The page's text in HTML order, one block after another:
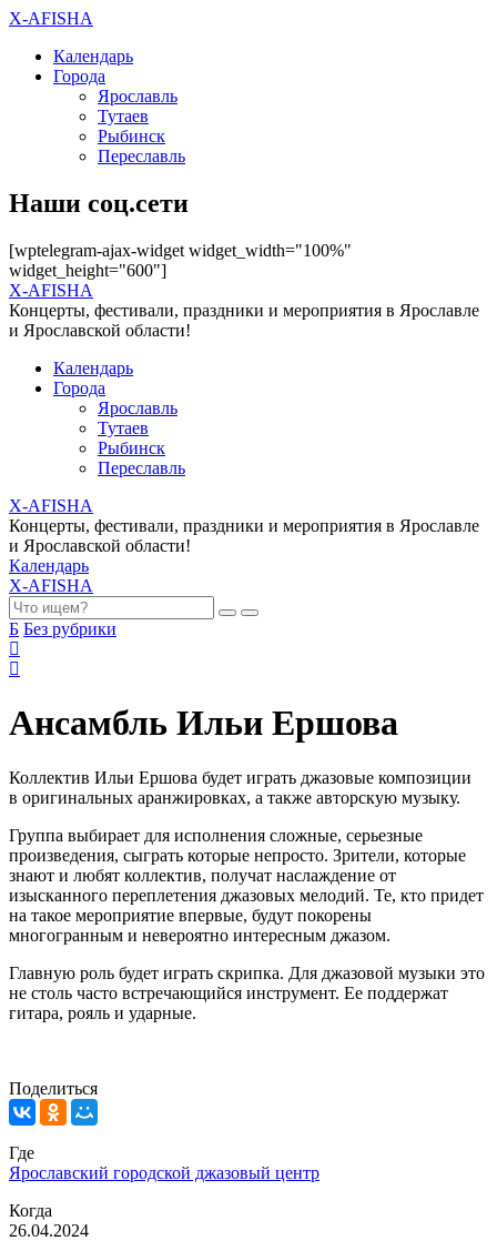
X-AFISHA
Календарь
Города
Ярославль
Тутаев
Рыбинск
Переславль
Наши соц.сети
[wptelegram-ajax-widget widget_width="100%"
widget_height="600"]
X-AFISHA
Концерты, фестивали, праздники и мероприятия в Ярославле
и Ярославской области!
Календарь
Города
Ярославль
Тутаев
Рыбинск
Переславль
X-AFISHA
Концерты, фестивали, праздники и мероприятия в Ярославле
и Ярославской области!
Календарь
X-AFISHA
Б Без рубрики
Ансамбль Ильи Ершова
Коллектив Ильи Ершова будет играть джазовые композиции
в оригинальных аранжировках, а также авторскую музыку.
Группа выбирает для исполнения сложные, серьезные
произведения, сыграть которые непросто. Зрители, которые
знают и любят коллектив, получат наслаждение от
изысканного переплетения джазовых мелодий. Те, кто придет
на такое мероприятие впервые, будут покорены
многогранным и невероятно интересным джазом.
Главную роль будет играть скрипка. Для джазовой музыки это
не столь часто встречающийся инструмент. Ее поддержат
гитара, рояль и ударные.
Поделиться
Где
Ярославский городской джазовый центр
Когда
26.04.2024